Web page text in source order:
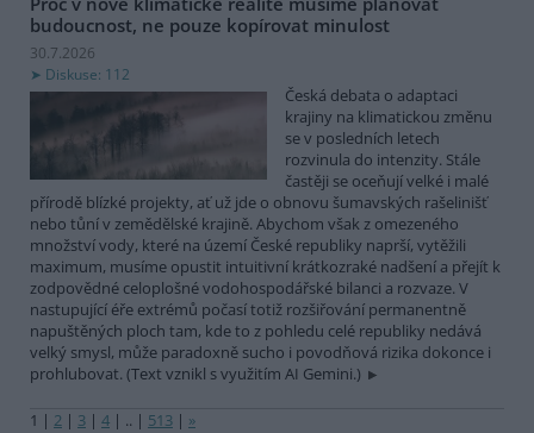
budoucnost, ne pouze kopírovat minulost
30.7.2026
Diskuse: 112
Česká debata o adaptaci
krajiny na klimatickou změnu
se v posledních letech
rozvinula do intenzity. Stále
častěji se oceňují velké i malé
přírodě blízké projekty, ať už jde o obnovu šumavských rašelinišť
nebo tůní v zemědělské krajině. Abychom však z omezeného
množství vody, které na území České republiky naprší, vytěžili
maximum, musíme opustit intuitivní krátkozraké nadšení a přejít k
zodpovědné celoplošné vodohospodářské bilanci a rozvaze. V
nastupující éře extrémů počasí totiž rozšiřování permanentně
napuštěných ploch tam, kde to z pohledu celé republiky nedává
velký smysl, může paradoxně sucho i povodňová rizika dokonce i
prohlubovat. (Text vznikl s využitím AI Gemini.)
1 | 2 | 3 | 4 | .. | 513 | »